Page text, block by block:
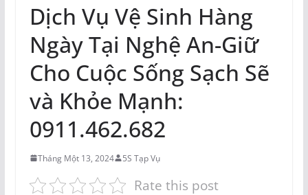
Dịch Vụ Vệ Sinh Hàng
Ngày Tại Nghệ An-Giữ
Cho Cuộc Sống Sạch Sẽ
và Khỏe Mạnh:
0911.462.682
Tháng Một 13, 2024 5S Tạp Vụ
Rate this post